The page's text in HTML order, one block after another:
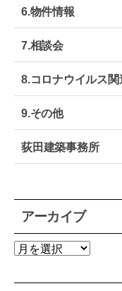
｜
生
野
区
6.物件情報
7.相談会
8.コロナウイルス関
9.その他
荻田建築事務所
アーカイブ
ア
カ